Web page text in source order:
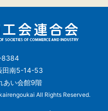
8384
田南5-14-53
あい会館9階
All Rights Reserved.